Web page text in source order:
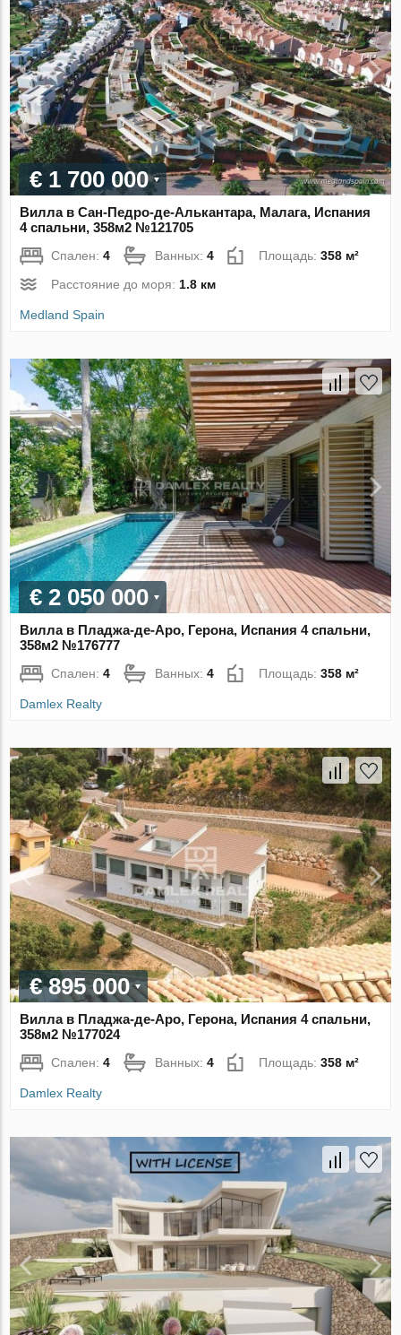
€ 1 700 000
Вилла в Сан-Педро-де-Алькантара, Малага, Испания
4 спальни, 358м2 №121705
Спален:4 Ванных:4 Площадь:358 м²
Расстояние до моря:1.8 км
Medland Spain
€ 2 050 000
Вилла в Пладжа-де-Аро, Герона, Испания 4 спальни,
358м2 №176777
Спален:4 Ванных:4 Площадь:358 м²
Damlex Realty
€ 895 000
Вилла в Пладжа-де-Аро, Герона, Испания 4 спальни,
358м2 №177024
Спален:4 Ванных:4 Площадь:358 м²
Damlex Realty